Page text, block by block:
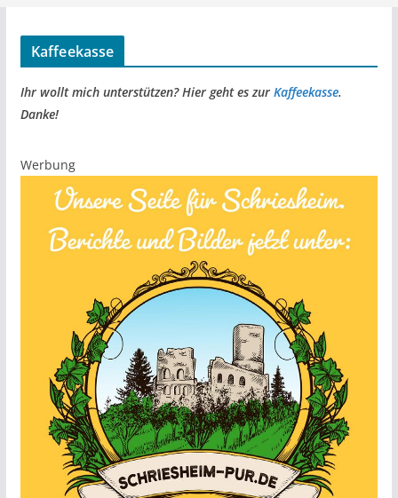
Kaffeekasse
Ihr wollt mich unterstützen? Hier geht es zur Kaffeekasse.
Danke!
Werbung